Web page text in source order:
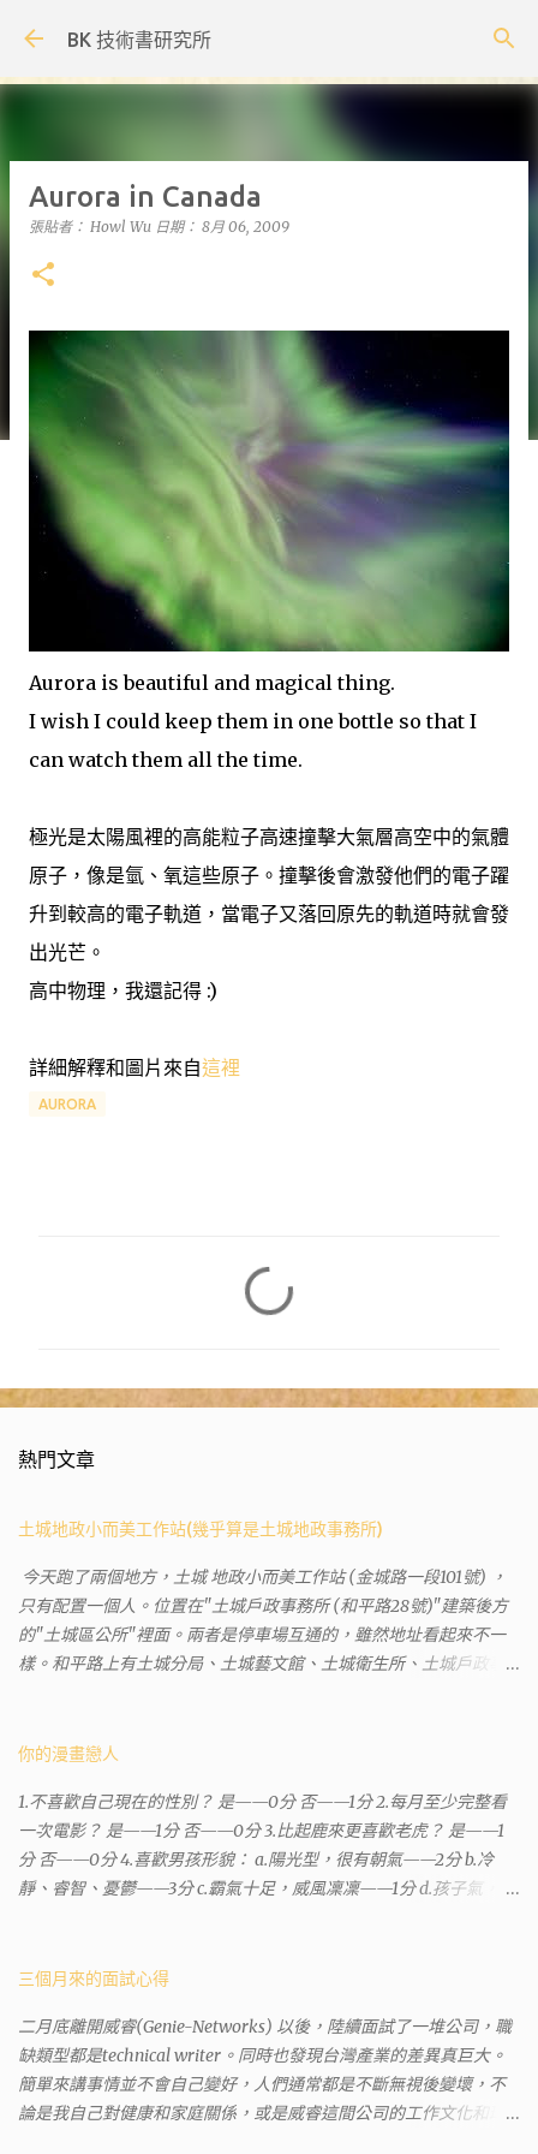
BK 技術書研究所
Aurora in Canada
張貼者： Howl Wu 日期： 8月 06, 2009
Aurora is beautiful and magical thing.
I wish I could keep them in one bottle so that I
can watch them all the time.
極光是太陽風裡的高能粒子高速撞擊大氣層高空中的氣體
原子，像是氫、氧這些原子。撞擊後會激發他們的電子躍
升到較高的電子軌道，當電子又落回原先的軌道時就會發
出光芒。
高中物理，我還記得 :)
詳細解釋和圖片來自這裡
AURORA
熱門文章
土城地政小而美工作站(幾乎算是土城地政事務所)
今天跑了兩個地方，土城 地政小而美工作站 (金城路一段101號) ，
只有配置一個人。位置在"土城戶政事務所 (和平路28號)"建築後方
的"土城區公所"裡面。兩者是停車場互通的，雖然地址看起來不一
樣。和平路上有土城分局、土城藝文館、土城衛生所、土城戶政事
沒有正式的地政事務所，只有地政小而美工作站 ，也已經能處理大
到以後還真嚇了一跳，這一看就有問題。要是我拿著那不被承認、
有問題的幽靈合約恐怕還調不到資源。但我不知道審判時法官會不
會去調閱這些資料。因為沒把握每個法官或檢察官都公正細心，在
案牘勞形中，會願意為了這種小人物受害案件去挖出更大的黑幕。
市板橋地政事務所 )去取得。不過實際到了現場發現還是需要法院的
件的租客。 在這過程中我覺得很像行走於沙漠的求生者，在一個小
綠洲受到指引要繼續往某個方向才能脫離沙漠。當我不幸受到詐騙
的時候，會覺得這社會真的很黑暗，到處都是敗類橫行卻沒有人願
意伸出援手。行政人員對於社會上充滿詐騙被害者也是義憤填膺，
你的漫畫戀人
1.不喜歡自己現在的性別？ 是——0分 否——1分 2.每月至少完整看
一次電影？ 是——1分 否——0分 3.比起鹿來更喜歡老虎？ 是——1
分 否——0分 4.喜歡男孩形貌： a.陽光型，很有朝氣——2分 b.冷
靜、睿智、憂鬱——3分 c.霸氣十足，威風凜凜——1分 d.孩子氣，十
——1分 6.希望戀人的姓氏： a.大眾化——1分 b.罕見，古色古香的複
活動喜歡參加： a.整場籃球比賽——1分 b.打一下午檯球——3分 c.正
式的舞會——4分 d.猜謎或搶答——2分 8.橡皮與立可白，更常用：
橡皮——1分 立可白——0分 9.喜歡下列哪一種顏色搭配： a.紅加黑
——1分 b.金加銀——2分 c.粉加白——4分 d.粉加灰——3分 10.有多
三個月來的面試心得
二月底離開威睿(Genie-Networks) 以後，陸續面試了一堆公司，職
缺類型都是technical writer。同時也發現台灣產業的差異真巨大。
簡單來講事情並不會自己變好，人們通常都是不斷無視後變壞，不
論是我自己對健康和家庭關係，或是威睿這間公司的工作文化和環